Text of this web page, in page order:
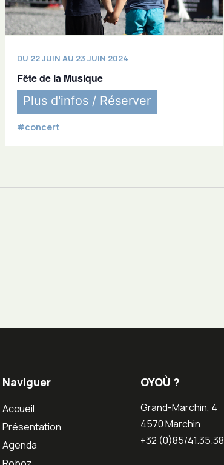
DU 22 JUIN AU 23 JUIN 2024
Fête de la Musique
Plus d'infos / Réserver
#concert
Naviguer
Accueil
Présentation
Agenda
OYOÙ ?
Grand-Marchin, 4
4570 Marchin
+32 (0)85/41.35.38